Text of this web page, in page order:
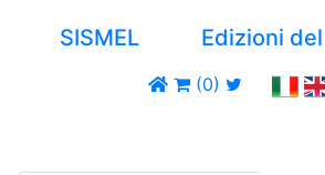
SISMEL Edizioni
(0)